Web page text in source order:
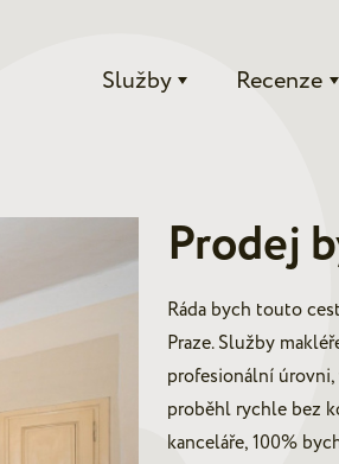
Služby Recenze
Prodej
Ráda bych touto
Praze. Služby
profesionální
proběhl rychle bez
kanceláře, 100%